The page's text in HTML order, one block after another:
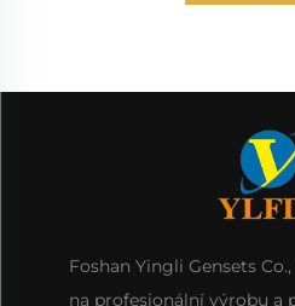
Foshan Yingli Gensets
na profesionální výrobu a